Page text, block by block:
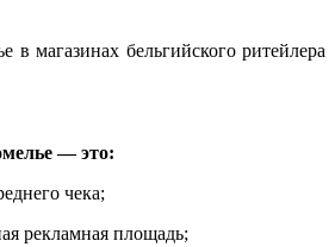
— это:
чека;
рекламная площадь;